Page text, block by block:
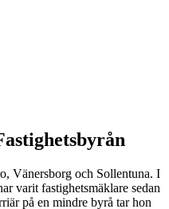
Vänersborg och Sollentuna. I
varit fastighetsmäklare sedan
på en mindre byrå tar hon